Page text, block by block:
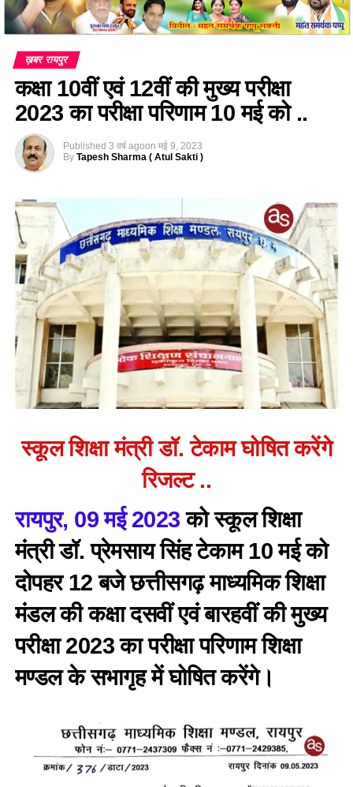
ख़बर रायपुर
कक्षा 10वीं एवं 12वीं की मुख्य परीक्षा
2023 का परीक्षा परिणाम 10 मई को ..
Published 3 वर्ष agoon मई 9, 2023
By Tapesh Sharma ( Atul Sakti )
स्कूल शिक्षा मंत्री डॉ. टेकाम घोषित करेंगे
रिजल्ट ..
रायपुर, 09 मई 2023 को स्कूल शिक्षा
मंत्री डॉ. प्रेमसाय सिंह टेकाम 10 मई को
दोपहर 12 बजे छत्तीसगढ़ माध्यमिक शिक्षा
मंडल की कक्षा दसवीं एवं बारहवीं की मुख्य
परीक्षा 2023 का परीक्षा परिणाम शिक्षा
मण्डल के सभागृह में घोषित करेंगे।